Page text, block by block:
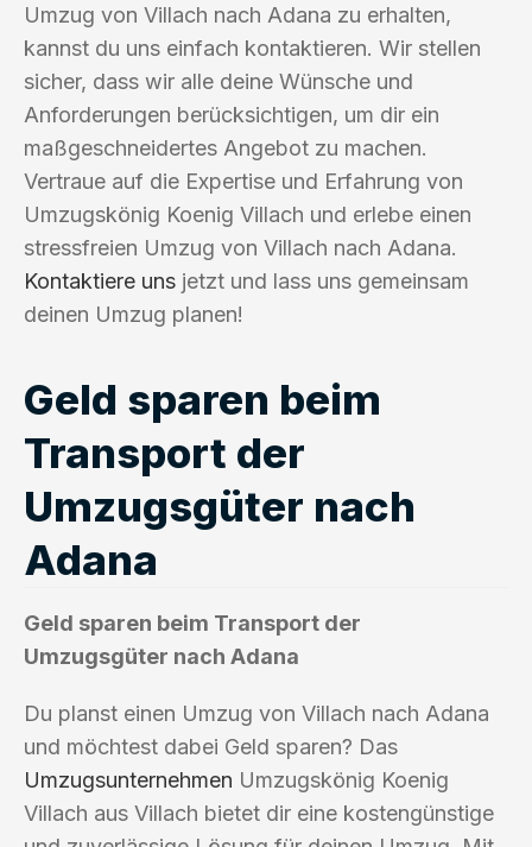
Umzug von Villach nach Adana zu erhalten,
kannst du uns einfach kontaktieren. Wir stellen
sicher, dass wir alle deine Wünsche und
Anforderungen berücksichtigen, um dir ein
maßgeschneidertes Angebot zu machen.
Vertraue auf die Expertise und Erfahrung von
Umzugskönig Koenig Villach und erlebe einen
stressfreien Umzug von Villach nach Adana.
Kontaktiere uns jetzt und lass uns gemeinsam
deinen Umzug planen!
Geld sparen beim
Transport der
Umzugsgüter nach
Adana
Geld sparen beim Transport der
Umzugsgüter nach Adana
Du planst einen Umzug von Villach nach Adana
und möchtest dabei Geld sparen? Das
Umzugsunternehmen Umzugskönig Koenig
Villach aus Villach bietet dir eine kostengünstige